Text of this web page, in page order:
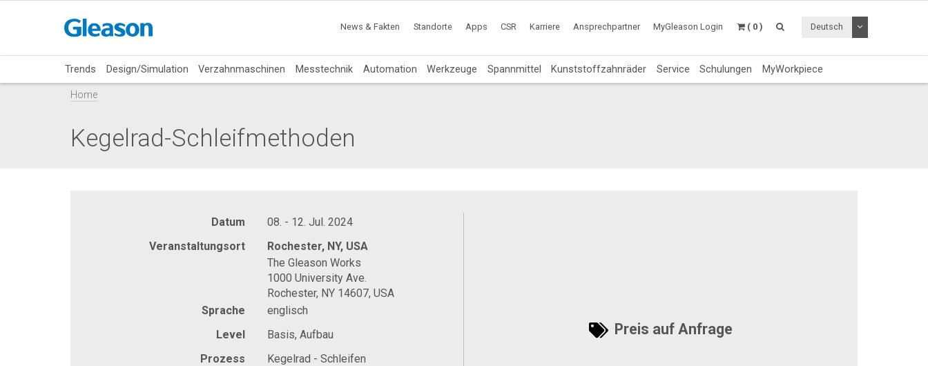
News & Fakten Standorte Apps CSR Karriere Ansprechpartner MyGleason Login ( 0 ) Deutsch Dropdown
Trends Design/Simulation Verzahnmaschinen Messtechnik Automation Werkzeuge Spannmittel Kunststoffzahnräder Service Schulungen MyWorkpiece
Home
Kegelrad-Schleifmethoden
Datum
08. - 12. Jul. 2024
Veranstaltungsort
Rochester, NY, USA
The Gleason Works
1000 University Ave.
Rochester, NY 14607, USA
Sprache
englisch
Level
Basis, Aufbau
Prozess
Kegelrad - Schleifen
Preis auf Anfrage